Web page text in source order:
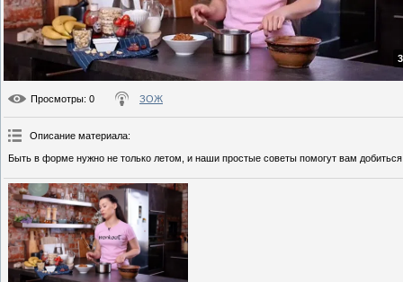
Просмотры: 0 ЗОЖ
Описание материала:
Быть в форме нужно не только летом, и наши простые советы помогут вам добиться